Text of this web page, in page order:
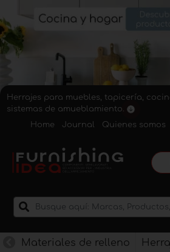
Herrajes para muebles, tapicería,
sistemas de amueblamiento.
Home
Journal Quienes somos
Materiales de relleno